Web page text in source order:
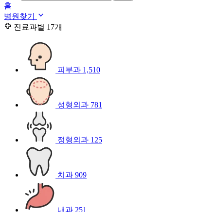
홈
병원찾기
진료과별 17개
피부과 1,510
성형외과 781
정형외과 125
치과 909
내과 251